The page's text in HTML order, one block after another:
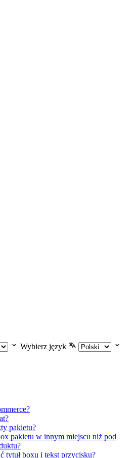
Wybierz język
pakietu?
pakietu w innym miejscu niż pod
tytuł boxu i tekst przycisku?